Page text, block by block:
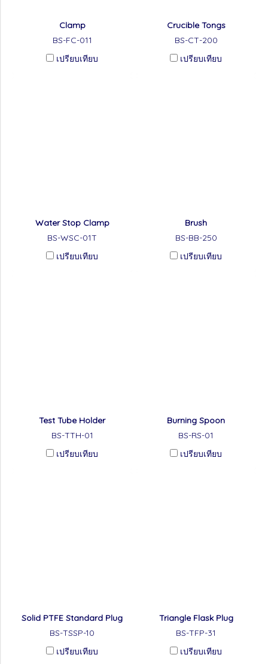
Clamp
BS-FC-011
เปรียบเทียบ
Crucible Tongs
BS-CT-200
เปรียบเทียบ
Water Stop Clamp
BS-WSC-01T
เปรียบเทียบ
Brush
BS-BB-250
เปรียบเทียบ
Test Tube Holder
BS-TTH-01
เปรียบเทียบ
Burning Spoon
BS-RS-01
เปรียบเทียบ
Solid PTFE Standard Plug
BS-TSSP-10
เปรียบเทียบ
Triangle Flask Plug
BS-TFP-31
เปรียบเทียบ